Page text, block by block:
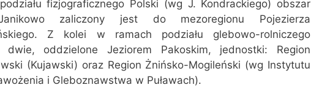
fizjograficznego Polski (wg J. Kondrackiego) obszar
zaliczony jest do mezoregionu Pojezierza
Z kolei w ramach podziału glebowo-rolniczego
dwie, oddzielone Jeziorem Pakoskim, jednostki: Region
(Kujawski) oraz Region Żnińsko-Mogileński (wg Instytutu
i Gleboznawstwa w Puławach).